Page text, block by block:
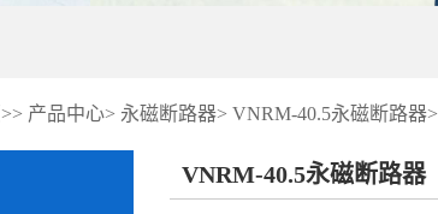
>> 产品中心> 永磁断路器> VNRM-40.5永磁断路器>
VNRM-40.5永磁断路器